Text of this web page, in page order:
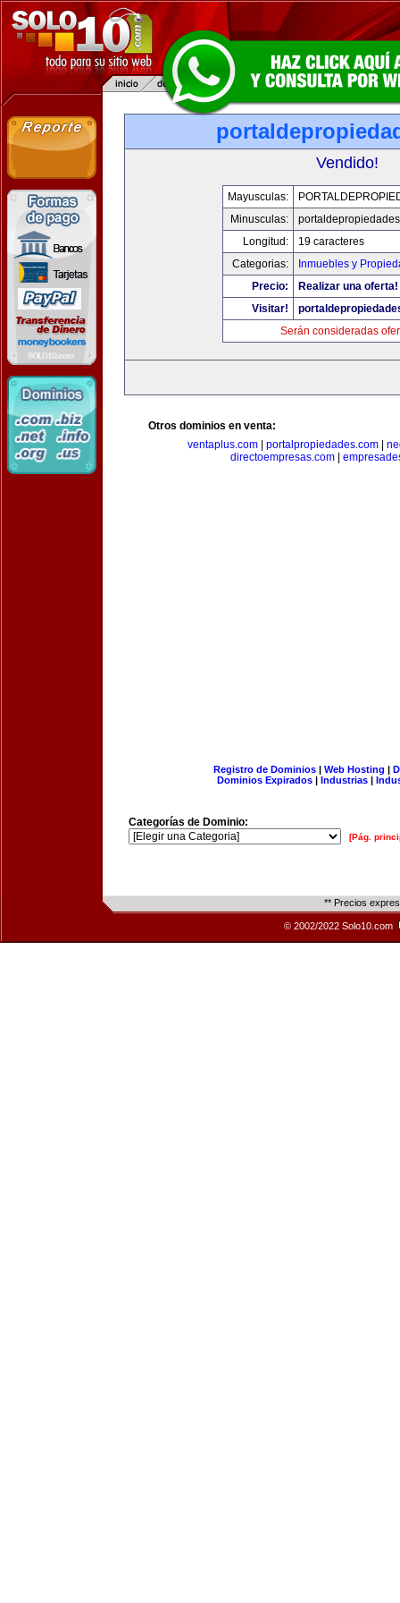
Vendido!
Mayusculas:
Minusculas:
Longitud:
19 caracteres
Categorias:
Inmuebles y
Precio:
Realizar una oferta!
Visitar!
Serán consideradas
Otros dominios en venta:
ventaplus.com
portalpropiedades.com
directoempresas.com
Registro de Dominios| Web Hosting |
Dominios Expirados | Industrias |
Categorías de Dominio:
[Pág.
** Precios
© 2002/2022 Solo10.com